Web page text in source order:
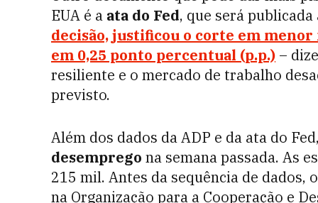
EUA é a ata do Fed, que será
decisão, justificou o corte em
em 0,25 ponto percentual (p.p.) –
resiliente e o mercado de trabalho
previsto.
Além dos dados da ADP e da ata do
desemprego na semana passada. As
215 mil. Antes da sequência de
na Organização para a Cooperação e